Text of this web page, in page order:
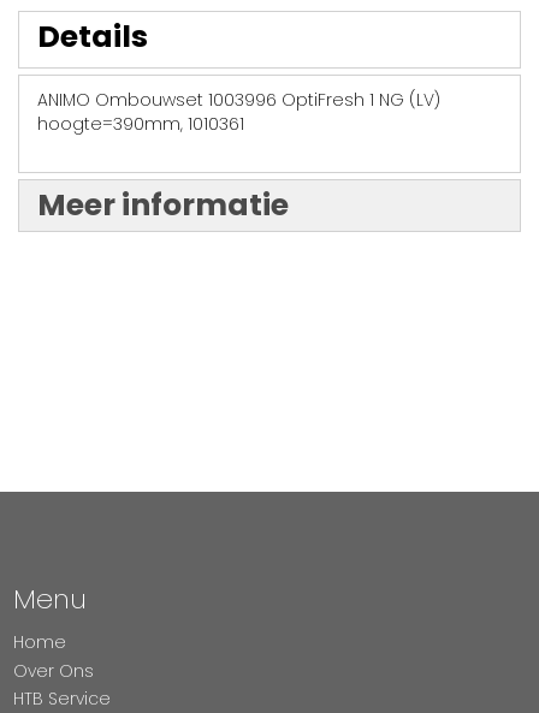
Details
ANIMO Ombouwset 1003996 OptiFresh 1 NG (LV)
hoogte=390mm, 1010361
Meer informatie
Menu
Home
Over Ons
HTB Service